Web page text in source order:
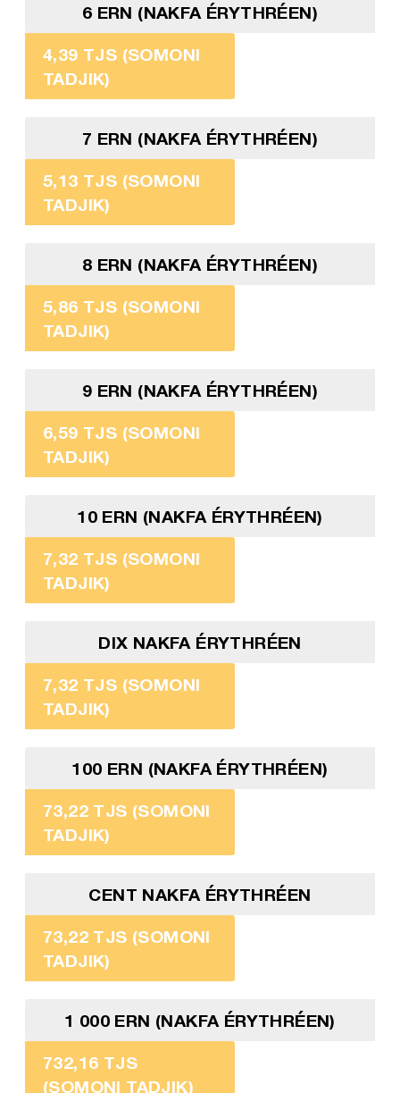
6 ERN (NAKFA ÉRYTHRÉEN)
4,39 TJS (SOMONI
TADJIK)
7 ERN (NAKFA ÉRYTHRÉEN)
5,13 TJS (SOMONI
TADJIK)
8 ERN (NAKFA ÉRYTHRÉEN)
5,86 TJS (SOMONI
TADJIK)
9 ERN (NAKFA ÉRYTHRÉEN)
6,59 TJS (SOMONI
TADJIK)
10 ERN (NAKFA ÉRYTHRÉEN)
7,32 TJS (SOMONI
TADJIK)
DIX NAKFA ÉRYTHRÉEN
7,32 TJS (SOMONI
TADJIK)
100 ERN (NAKFA ÉRYTHRÉEN)
73,22 TJS (SOMONI
TADJIK)
CENT NAKFA ÉRYTHRÉEN
73,22 TJS (SOMONI
TADJIK)
1 000 ERN (NAKFA ÉRYTHRÉEN)
732,16 TJS
(SOMONI TADJIK)